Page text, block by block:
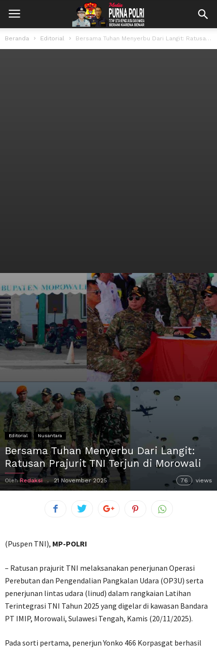
Beranda Editorial Bersama Tuhan Menyerbu Dari Langit: Ratusan Prajurit TNI Terjun di Morowali
Editorial Nusantara
Bersama Tuhan Menyerbu Dari Langit:
Ratusan Prajurit TNI Terjun di Morowali
Oleh Redaksi 21 November 2025 76 views
(Puspen TNI), MP-POLRI
– Ratusan prajurit TNI melaksanakan penerjunan Operasi
Perebutan dan Pengendalian Pangkalan Udara (OP3U) serta
penerjunan lintas udara (linud) dalam rangkaian Latihan
Terintegrasi TNI Tahun 2025 yang digelar di kawasan Bandara
PT IMIP, Morowali, Sulawesi Tengah, Kamis (20/11/2025).
Pada sorti pertama, penerjun Yonko 466 Korpasgat berhasil